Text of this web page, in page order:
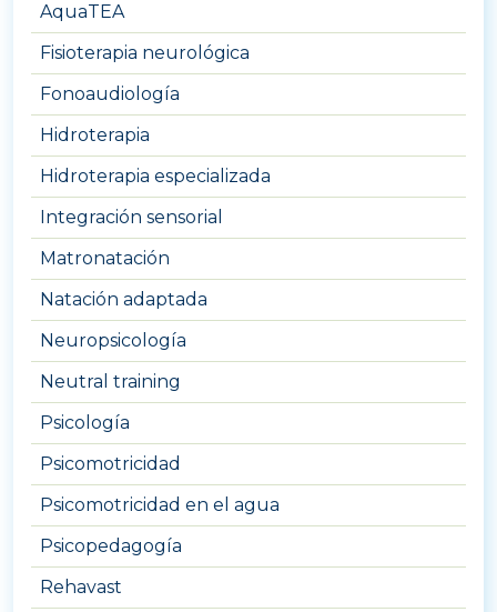
AquaTEA
Fisioterapia neurológica
Fonoaudiología
Hidroterapia
Hidroterapia especializada
Integración sensorial
Matronatación
Natación adaptada
Neuropsicología
Neutral training
Psicología
Psicomotricidad
Psicomotricidad en el agua
Psicopedagogía
Rehavast